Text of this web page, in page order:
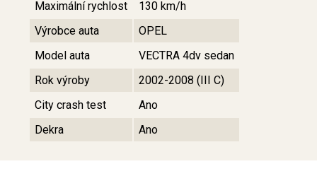
Maximální rychlost
130 km/h
Výrobce auta
OPEL
Model auta
VECTRA 4dv sedan
Rok výroby
2002-2008 (III C)
City crash test
Ano
Dekra
Ano